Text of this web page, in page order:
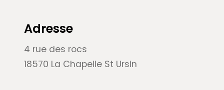
Adresse
4 rue des rocs
18570 La Chapelle St Ursin